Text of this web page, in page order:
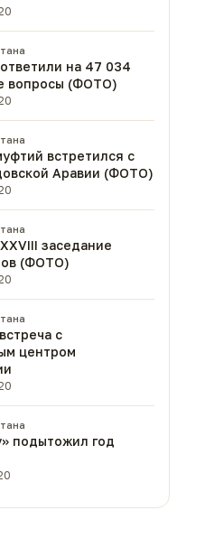
на 47 034
вопросы (ФОТО)
встретился с
Аравии (ФОТО)
заседание
(ФОТО)
с
центром
подытожил год